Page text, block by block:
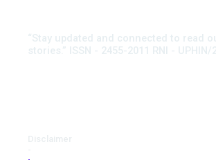
“Stay updated and connected to read
stories.” ISSN - 2455-2011 RNI - UPHIN/